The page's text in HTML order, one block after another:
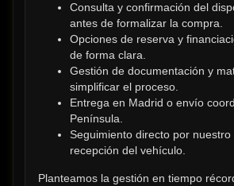
Consulta y confirmación del
antes de formalizar la compra.
Opciones de reserva y
de forma clara.
Gestión de documentación y
simplificar el proceso.
Entrega en Madrid o envío
Península.
Seguimiento directo por nuestro
recepción del vehículo.
Planteamos la gestión en tiempo